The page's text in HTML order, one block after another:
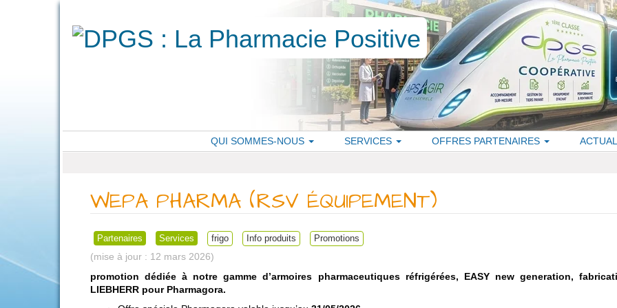
QUI SOMMES-NOUS SERVICES OFFRES PARTENAIRES
WEPA PHARMA (RSV ÉQUIPEMENT)
Partenaires Services frigo Info produits Promotions
12 mars 2026
promotion dédiée à notre gamme d’armoires pharmaceutiques réfrigérées, EASY new generation,
LIEBHERR pour Pharmagora.